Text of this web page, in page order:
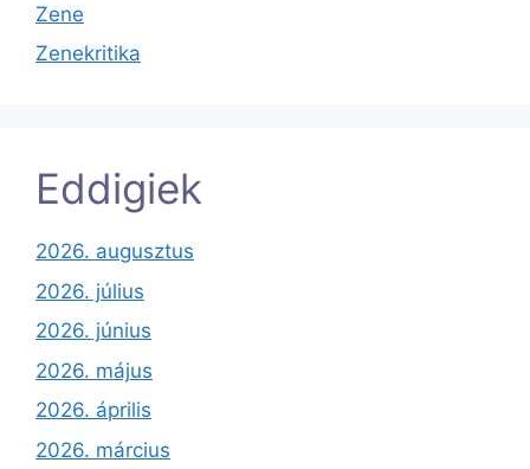
Zene
Zenekritika
Eddigiek
2026. augusztus
2026. július
2026. június
2026. május
2026. április
2026. március